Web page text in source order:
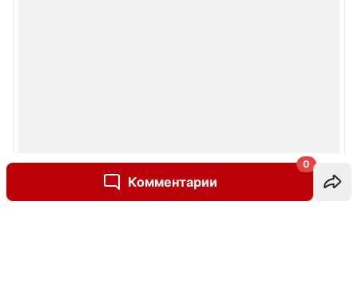
Комментарии
0